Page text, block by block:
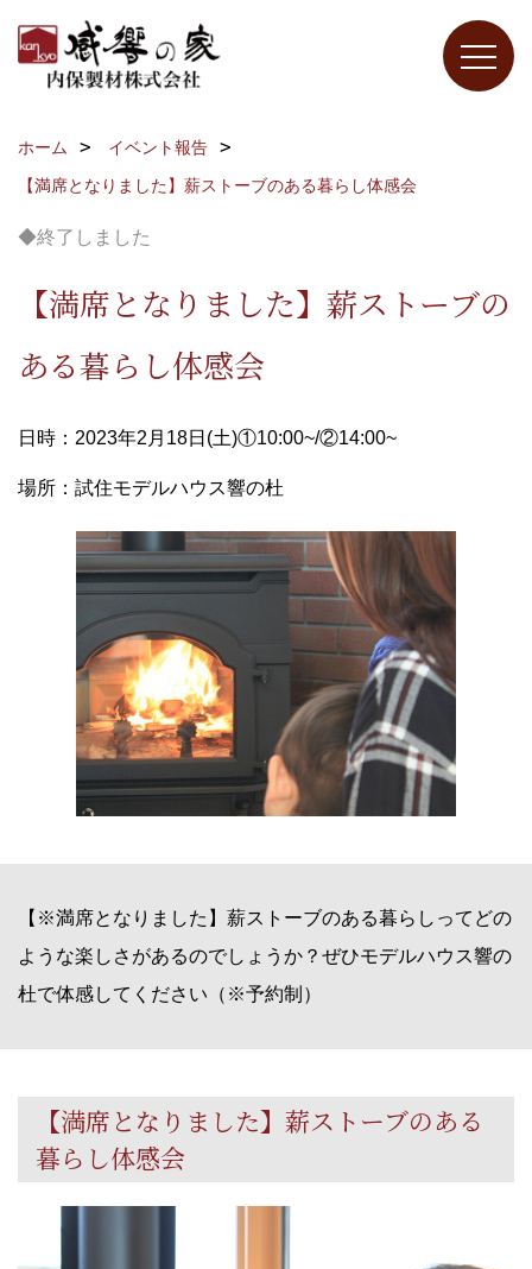
ホーム
イベント報告
【満席となりました】薪ストーブのある暮らし体感会
◆終了しました
【満席となりました】薪ストーブの
ある暮らし体感会
日時：2023年2月18日(土)①10:00~/②14:00~
場所：試住モデルハウス響の杜
【※満席となりました】薪ストーブのある暮らしってどの
ような楽しさがあるのでしょうか？ぜひモデルハウス響の
杜で体感してください（※予約制）
【満席となりました】薪ストーブのある
暮らし体感会